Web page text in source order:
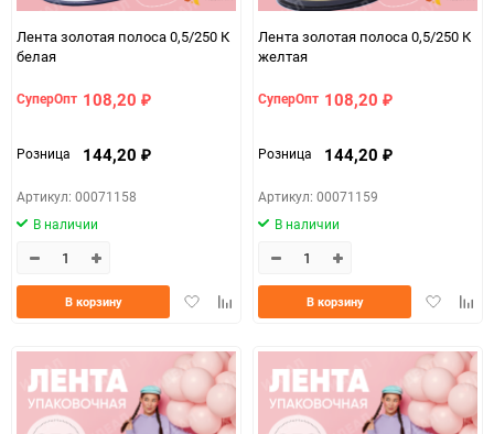
Лента золотая полоса 0,5/250 К
белая
СуперОпт 108,20 ₽
Розница 144,20 ₽
Артикул: 00071158
В наличии
ДобавитьДобавить
В корзину
Лента золотая полоса 0,5/250 К
желтая
СуперОпт 108,20 ₽
Розница 144,20 ₽
Артикул: 00071159
В наличии
Добавить
В корзину